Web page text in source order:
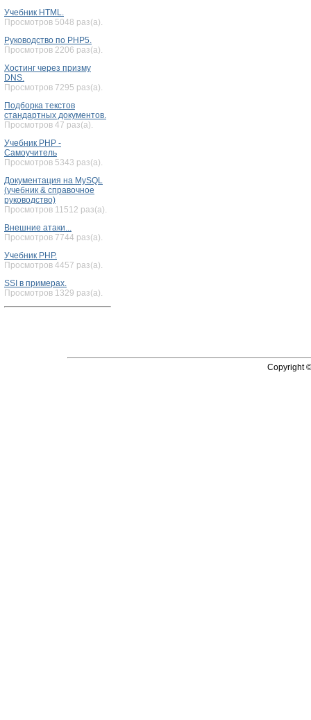
Учебник HTML.
Просмотров 5048 раз(а).
Руководство по PHP5.
Просмотров 2206 раз(а).
Хостинг через призму
DNS.
Просмотров 7295 раз(а).
Подборка текстов
стандартных документов.
Просмотров 47 раз(а).
Учебник PHP -
Самоучитель
Просмотров 5343 раз(а).
Документация на MySQL
(учебник & справочное
руководство)
Просмотров 11512 раз(а).
Внешние атаки...
Просмотров 7744 раз(а).
Учебник PHP.
Просмотров 4457 раз(а).
SSI в примерах.
Просмотров 1329 раз(а).
Copyright